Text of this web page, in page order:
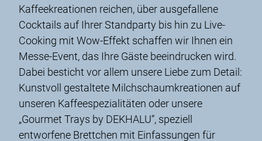
Kaffeekreationen reichen, über ausgefallene
Cocktails auf Ihrer Standparty bis hin zu Live-
Cooking mit Wow-Effekt schaffen wir Ihnen ein
Messe-Event, das Ihre Gäste beeindrucken wird.
Dabei besticht vor allem unsere Liebe zum Detail:
Kunstvoll gestaltete Milchschaumkreationen auf
unseren Kaffeespezialitäten oder unsere
„Gourmet Trays by DEKHALU“, speziell
entworfene Brettchen mit Einfassungen für